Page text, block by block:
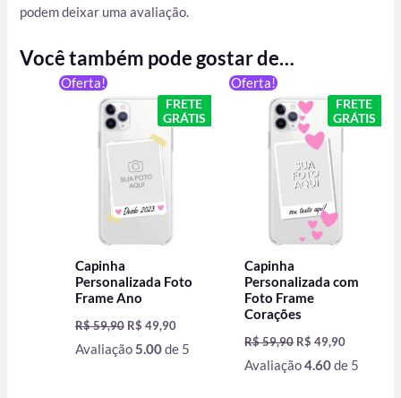
podem deixar uma avaliação.
Você também pode gostar de…
Oferta!
FRETE
GRÁTIS
Capinha
Personalizada Foto
Frame Ano
R$59,90
original
era:
R$ 59,90.
R$ 49,90
preço
atual
é:
Avaliação5.00de 5
Oferta!
FRETE
GRÁTIS
Capinha
Personalizada com
Foto Frame
Corações
R$59,90
original
era:
R$ 59,90.
R$ 49,90
preço
atual
é:
Avaliação4.60de 5